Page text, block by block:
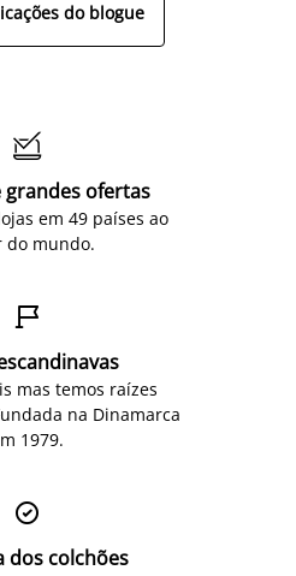
do blogue

grandes ofertas
em 49 países ao
do mundo.

mas temos raízes
na Dinamarca
1979.

dos colchões